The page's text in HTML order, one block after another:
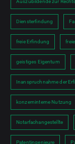
Auszubildende zur
Diensterfindung
freie Erfindung
geistiges Eigentum
Inanspruchnahme der
konzerninterne Nutzung
Notarfachangestellte
Patentingenieure